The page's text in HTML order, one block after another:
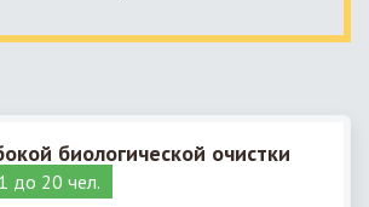
биологической очистки
20 чел.